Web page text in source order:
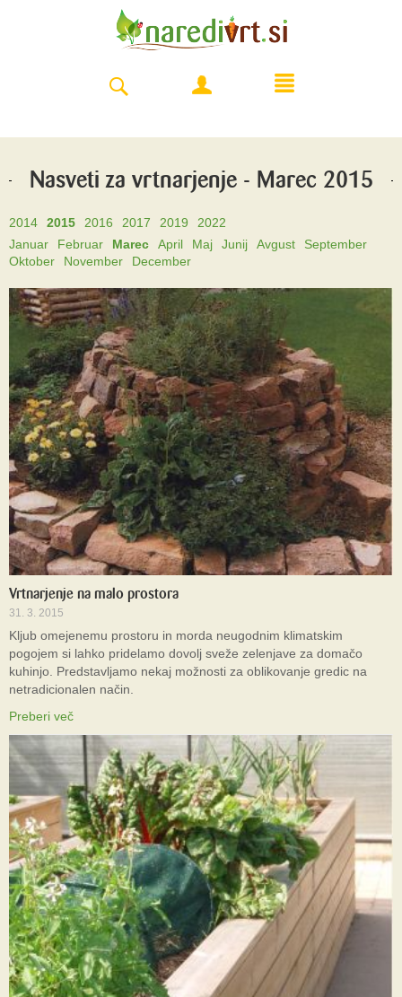
Nasveti za vrtnarjenje - Marec 2015
2014 2015 2016 2017 2019
2022
Januar
Februar Marec April Maj Junij Avgust
September
Oktober
November December
Vrtnarjenje na malo prostora
31. 3. 2015
Kljub omejenemu prostoru in morda neugodnim klimatskim
pogojem si lahko pridelamo dovolj sveže zelenjave za domačo
kuhinjo. Predstavljamo nekaj možnosti za oblikovanje gredic na
netradicionalen način.
Preberi več